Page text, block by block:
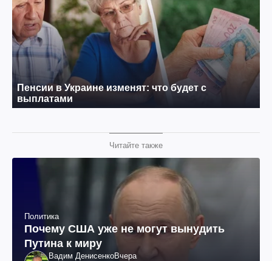
Читайте также
Политика
Почему США уже не могут вынудить
Путина к миру
Вадим ДенисенкоВчера